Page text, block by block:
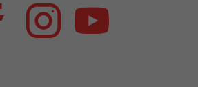
FacebookInstagramYoutube